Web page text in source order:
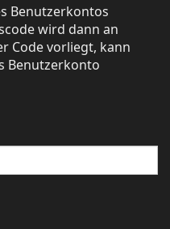
Benutzerkontos
wird dann an
Code vorliegt, kann
Benutzerkonto